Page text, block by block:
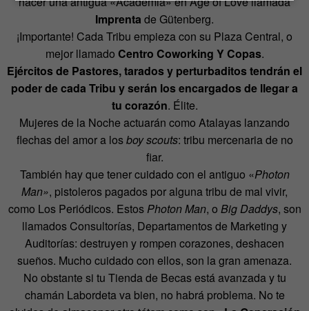
Imprenta de Gütenberg.
¡Importante! Cada Tribu empieza con su Plaza Central, o
mejor llamado Centro Coworking Y Copas.
Ejércitos de Pastores, tarados y perturbaditos tendrán el
poder de cada Tribu y serán los encargados de llegar a
tu corazón. Élite.
Mujeres de la Noche actuarán como Atalayas lanzando
flechas del amor a losboy scouts: tribu mercenaria de no
fiar.
También hay que tener cuidado con el antiguo «Photon
Man», pistoleros pagados por alguna tribu de mal vivir,
como Los Periódicos. Estos Photon Man, o Big Daddys, son
llamados Consultorías, Departamentos de Marketing y
Auditorías: destruyen y rompen corazones, deshacen
sueños. Mucho cuidado con ellos, son la gran amenaza.
No obstante si tu Tienda de Becas está avanzada y tu
chamán Labordeta va bien, no habrá problema. No te